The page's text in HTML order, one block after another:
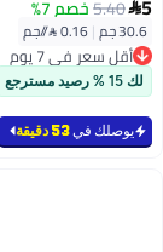
5
5.40خصم 7%
30.6 جم |
أقل سعر في 7 يوم
أقل سعر في 7 يوملك 15 % رصيد مسترجع
يوصلك في53 دقيقة